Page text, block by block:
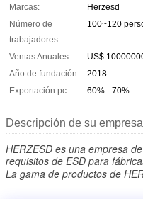
Marcas:
Herzesd
Número de
trabajadores:
100~120
Ventas Anuales:
US$
Año de fundación:
2018
Exportación pc:
60% - 70%
Descripción de su empresa
HERZESD es una empresa
requisitos de ESD para
La gama de productos de